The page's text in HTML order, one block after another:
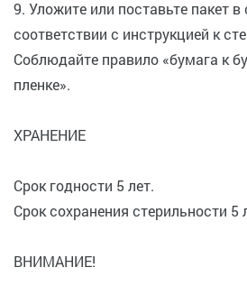
9. Уложите или поставьте пакет в
соответствии с инструкцией к
Соблюдайте правило «бумага к
пленке».
ХРАНЕНИЕ
Срок годности 5 лет.
Срок сохранения стерильности 5
ВНИМАНИЕ!